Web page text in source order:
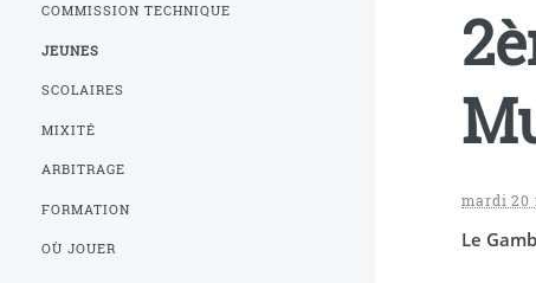
mardi 20
Le
COMMISSION TECHNIQUE
JEUNES
SCOLAIRES
MIXITÉ
ARBITRAGE
FORMATION
OÙ JOUER